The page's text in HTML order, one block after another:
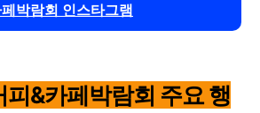
박람회 인스타그램
&카페박람회 주요 행